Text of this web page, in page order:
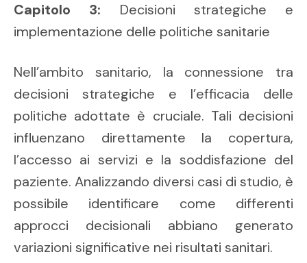
Capitolo 3: Decisioni strategiche e
implementazione delle politiche sanitarie
Nell’ambito sanitario, la connessione tra
decisioni strategiche e l’efficacia delle
politiche adottate è cruciale. Tali decisioni
influenzano direttamente la copertura,
l’accesso ai servizi e la soddisfazione del
paziente. Analizzando diversi casi di studio, è
possibile identificare come differenti
approcci decisionali abbiano generato
variazioni significative nei risultati sanitari.